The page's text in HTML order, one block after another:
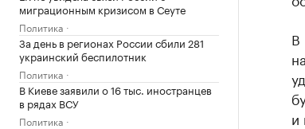
миграционным кризисом в Сеуте
Политика
За день в регионах России сбили 281
украинский беспилотник
Политика
В Киеве заявили о 16 тыс. иностранцев
в рядах ВСУ
Политика
В
и